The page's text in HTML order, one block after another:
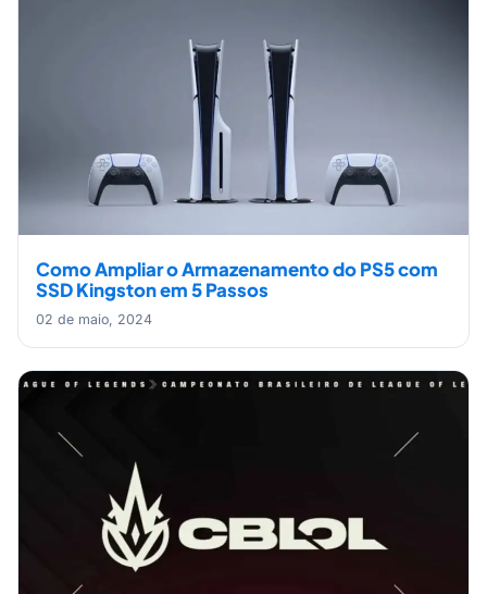
Como Ampliar o Armazenamento do PS5 com
SSD Kingston em 5 Passos
02 de maio, 2024